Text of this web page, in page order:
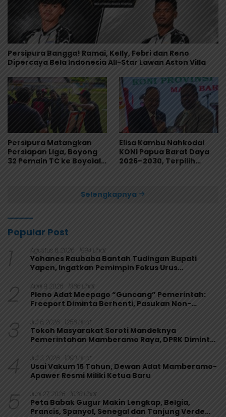
Persipura Bangga! Ramai, Kelly, Febri dan Reno
Dipercaya Bela Indonesia All-Star Lawan Aston Villa
Persipura Matangkan
Persiapan Liga, Boyong
32 Pemain TC ke Boyolali
Elisa Kambu Nahkodai
KONI Papua Barat Daya
2026–2030, Terpilih
Selengkapnya
Popular Post
1 Agustus 6, 2026 1894 Lihat
Yohanes Raubaba Bantah Tudingan Bupati
Yapen, Ingatkan Pemimpin Fokus Urus
2 April 9, 2026 1366 Lihat
Pleno Adat Meepago “Guncang” Pemerintah:
Freeport Diminta Berhenti, Pasukan Non-
3 Juli 6, 2026 1256 Lihat
Tokoh Masyarakat Soroti Mandeknya
Pemerintahan Mamberamo Raya, DPRK Diminta
4 Juli 2, 2026 1090 Lihat
Usai Vakum 15 Tahun, Dewan Adat Mamberamo-
Apawer Resmi Miliki Ketua Baru
5 Juni 27, 2026 1038 Lihat
Peta Babak Gugur Makin Lengkap, Belgia,
Prancis, Spanyol, Senegal dan Tanjung Verde